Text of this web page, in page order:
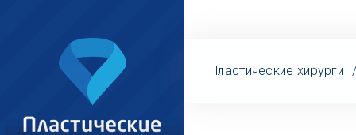
Пластические хирурги